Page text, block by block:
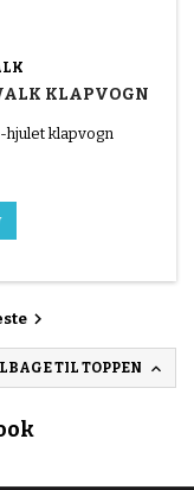
KLAPVOGN
hjulet klapvogn

TIL TOPPEN 